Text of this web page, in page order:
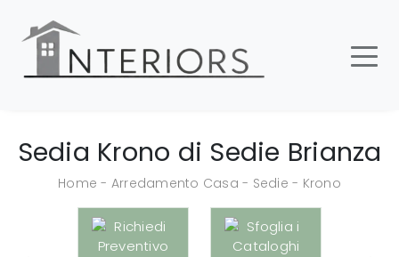
Sedia Krono di Sedie Brianza
Home - Arredamento Casa - Sedie - Krono